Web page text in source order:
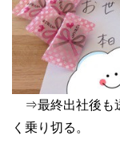
⇒最終出社後も
く乗り切る。